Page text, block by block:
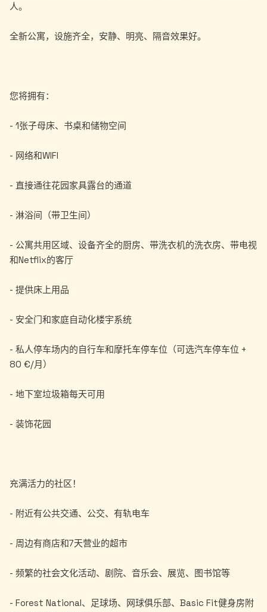
人。
全新公寓，设施齐全，安静、明亮、隔音效果好。
您将拥有：
- 1张子母床、书桌和储物空间
- 网络和WIFI
- 直接通往花园家具露台的通道
- 淋浴间（带卫生间）
- 公寓共用区域、设备齐全的厨房、带洗衣机的洗衣房、带电视
和Netflix的客厅
- 提供床上用品
- 安全门和家庭自动化楼宇系统
- 私人停车场内的自行车和摩托车停车位（可选汽车停车位 +
80 €/月）
- 地下室垃圾箱每天可用
- 装饰花园
充满活力的社区！
- 附近有公共交通、公交、有轨电车
- 周边有商店和7天营业的超市
- 频繁的社会文化活动、剧院、音乐会、展览、图书馆等
- Forest National、足球场、网球俱乐部、Basic Fit健身房附